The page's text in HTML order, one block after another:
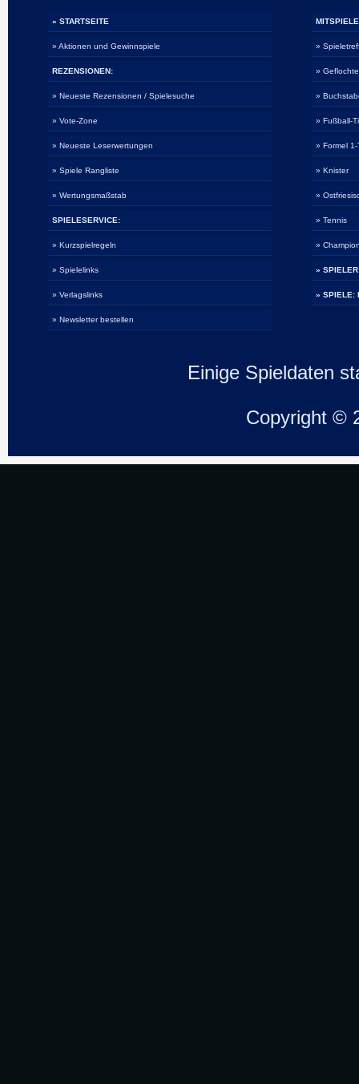
» STARTSEITE
» Aktionen und Gewinnspiele
REZENSIONEN:
» Neueste Rezensionen / Spielesuche
» Vote-Zone
» Neueste Leserwertungen
» Spiele Rangliste
» Wertungsmaßstab
SPIELESERVICE:
» Kurzspielregeln
» Spielelinks
» Verlagslinks
» Newsletter bestellen
»
»
»
» Fußball-
» Formel 1-
» Knister
»
» Tennis
»
»
» SPIELE:
Einige Spieldaten
Copyright ©